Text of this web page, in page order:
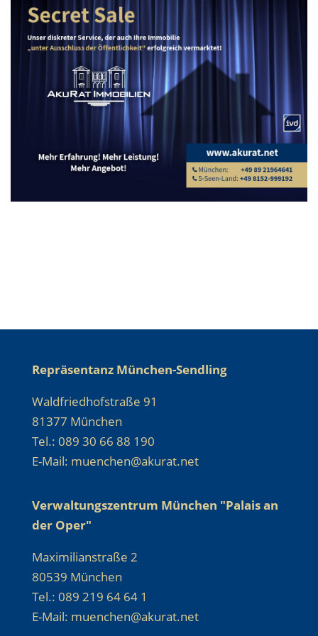
Repräsentanz München-Sendling
Waldfriedhofstraße 91
81377 München
Tel.: 089 30 66 88 190
E-Mail: muenchen@akurat.net
Verwaltungszentrum München "Palais an
der Oper"
Maximilianstraße 2
80539 München
Tel.: 089 219 64 64 1
E-Mail: muenchen@akurat.net